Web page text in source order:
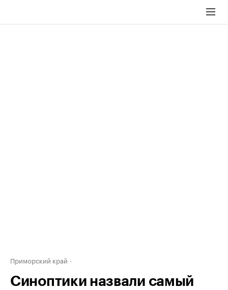
Приморский край
Синоптики назвали самый